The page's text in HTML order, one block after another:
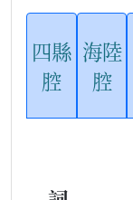
四縣
腔
海陸
腔